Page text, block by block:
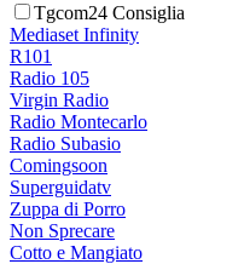
Tgcom24 Consiglia
Mediaset Infinity
R101
Radio 105
Virgin Radio
Radio Montecarlo
Radio Subasio
Comingsoon
Superguidatv
Zuppa di Porro
Non Sprecare
Cotto e Mangiato